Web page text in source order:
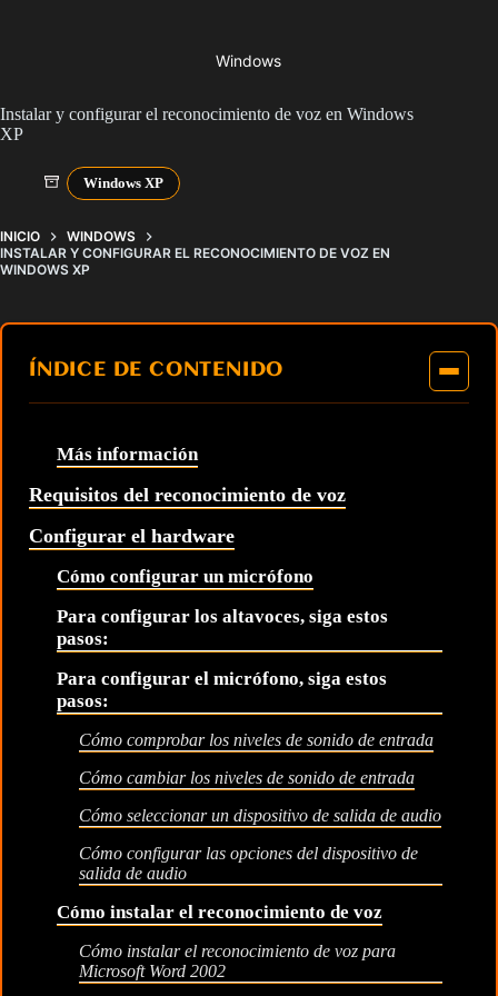
Windows
Instalar y configurar el reconocimiento de voz en Windows
XP
Windows XP
INICIO
WINDOWS
INSTALAR Y CONFIGURAR EL RECONOCIMIENTO DE VOZ EN
WINDOWS XP
ÍNDICE DE CONTENIDO
Más información
Requisitos del reconocimiento de voz
Configurar el hardware
Cómo configurar un micrófono
Para configurar los altavoces, siga estos
pasos:
Para configurar el micrófono, siga estos
pasos:
Cómo comprobar los niveles de sonido de entrada
Cómo cambiar los niveles de sonido de entrada
Cómo seleccionar un dispositivo de salida de audio
Cómo configurar las opciones del dispositivo de
salida de audio
Cómo instalar el reconocimiento de voz
Cómo instalar el reconocimiento de voz para
Microsoft Word 2002